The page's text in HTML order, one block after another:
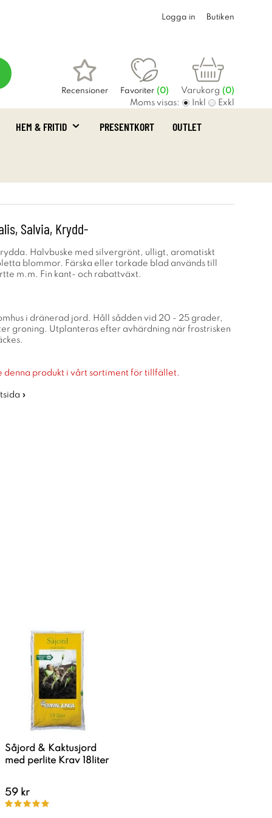
Logga in Butiken
Recensioner Favoriter (0) Varukorg (0)
Moms visas: Inkl Exkl
HEM & FRITID PRESENTKORT OUTLET
Salvia, Krydd-
Halvbuske med silvergrönt, ulligt, aromatiskt
blommor. Färska eller torkade blad används till
m.m. Fin kant- och rabattväxt.
i dränerad jord. Håll sådden vid 20 - 25 grader,
groning. Utplanteras efter avhärdning när frostrisken
denna produkt i vårt sortiment för tillfället.
»
Såjord & Kaktusjord
med perlite Krav 18liter
59 kr